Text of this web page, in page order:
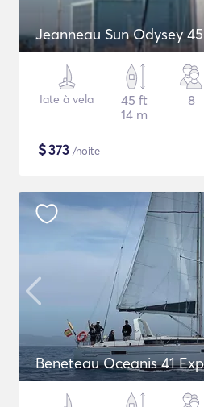
Jeanneau Sun Odysey
Iate à vela
45 ft
14 m
8
$373 /noite
Beneteau Oceanis 41